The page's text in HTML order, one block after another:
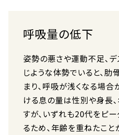
呼吸量の低下
姿勢の悪さや運動不足、
じような体勢でいると、
まり、呼吸が浅くなる場合
ける息の量は性別や身長
すが、いずれも20代をピ
るため、年齢を重ねたこ